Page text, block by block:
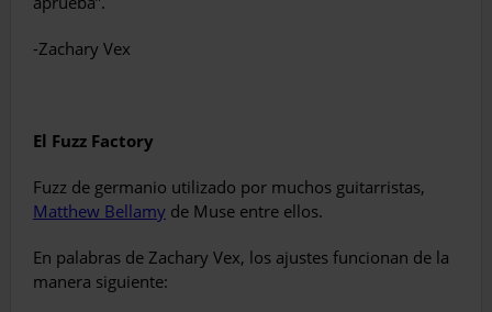
-Zachary Vex
El Fuzz Factory
Fuzz de germanio utilizado por muchos guitarristas,
Matthew Bellamy de Muse entre ellos.
En palabras de Zachary Vex, los ajustes funcionan de la
manera siguiente: